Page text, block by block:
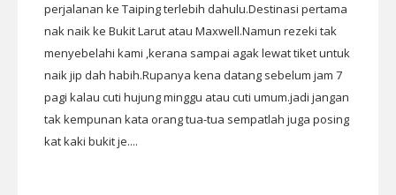
perjalanan ke Taiping terlebih dahulu.Destinasi pertama
nak naik ke Bukit Larut atau Maxwell.Namun rezeki tak
menyebelahi kami ,kerana sampai agak lewat tiket untuk
naik jip dah habih.Rupanya kena datang sebelum jam 7
pagi kalau cuti hujung minggu atau cuti umum.jadi jangan
tak kempunan kata orang tua-tua sempatlah juga posing
kat kaki bukit je....